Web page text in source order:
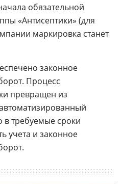
обязательной
«Антисептики» (для
маркировка станет
законное
Процесс
превращен из
в требуемые сроки
учета и законное